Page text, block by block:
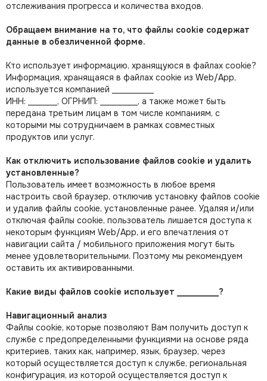
отслеживания прогресса и количества входов.
Обращаем внимание на то, что файлы cookie содержат
данные в обезличенной форме.
Кто использует информацию, хранящуюся в файлах cookie?
Информация, хранящаяся в файлах cookie из Web/App,
используется компанией __________
ИНН: _______, ОГРНИП: _________, а также может быть
передана третьим лицам в том числе компаниям, с
которыми мы сотрудничаем в рамках совместных
продуктов или услуг.
Как отключить использование файлов cookie и удалить
установленные?
Пользователь имеет возможность в любое время
настроить свой браузер, отключив установку файлов cookie
и удалив файлы cookie, установленные ранее. Удаляя и/или
отключая файлы cookie, пользователь лишается доступа к
некоторым функциям Web/App, и его впечатления от
навигации сайта / мобильного приложения могут быть
менее удовлетворительными. Поэтому мы рекомендуем
оставить их активированными.
Какие виды файлов cookie использует __________?
Навигационный анализ
Файлы cookie, которые позволяют Вам получить доступ к
службе с предопределенными функциями на основе ряда
критериев, таких как, например, язык, браузер, через
который осуществляется доступ к службе, региональная
конфигурация, из которой осуществляется доступ к